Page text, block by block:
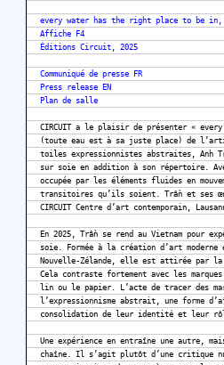
every water has the right place to be in,
Affiche F4
Éditions Circuit, 2025
Communiqué de presse FR
Press release EN
Plan de salle
CIRCUIT a le plaisir de présenter «
(toute eau est à sa juste place) de
toiles expressionnistes abstraites, Anh
sur soie en addition à son répertoire.
occupée par les éléments fluides en
transitoires qu’ils soient. Trần et ses
CIRCUIT Centre d’art contemporain,
En 2025, Trần se rend au Vietnam pour
soie. Formée à la création d’art
Nouvelle-Zélande, elle est attirée par
Cela contraste fortement avec les
lin ou le papier. L’acte de tracer des
l’expressionnisme abstrait, une forme
consolidation de leur identité et leur
Une expérience en entraîne une autre,
chaîne. Il s’agit plutôt d’une critique